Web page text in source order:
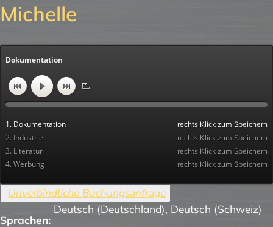
Michelle
Dokumentation
1. Dokumentation rechts Klick zum Speichern
2. Industrie rechts Klick zum Speichern
3. Literatur rechts Klick zum Speichern
4. Werbung rechts Klick zum Speichern
Sprachen:
Deutsch (Deutschland), Deutsch (Schweiz)